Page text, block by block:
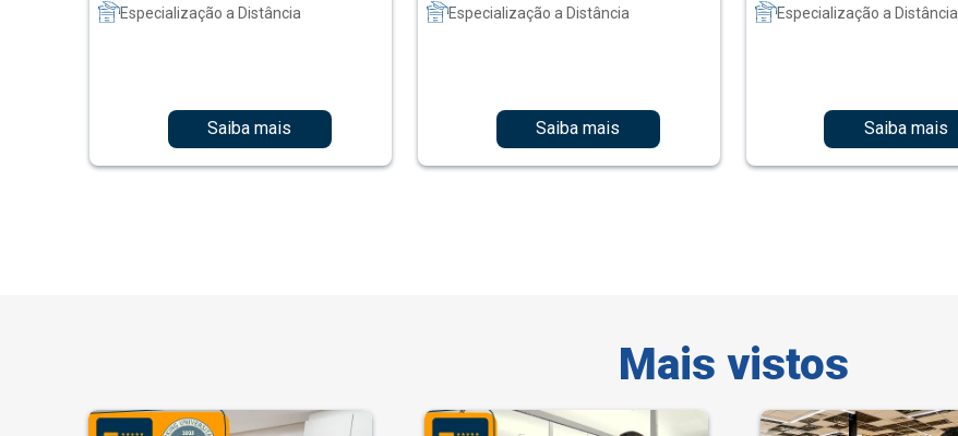
Especialização a Distância
Saiba mais
Especialização a Distância
Saiba mais
Especialização a Distância
Saiba mais
Mais vistos